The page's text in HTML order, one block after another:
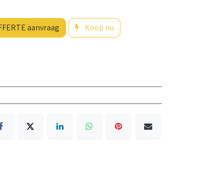
aanvraag Koop nu